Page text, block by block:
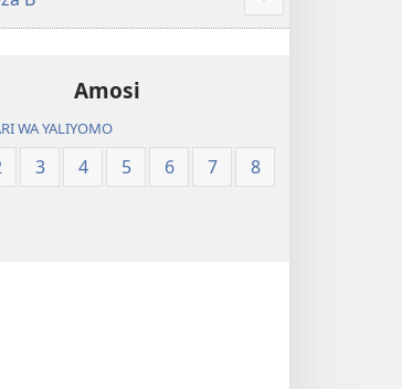
Onyesha
zaidi
Amosi
WA YALIYOMO
3 4 5 6 7
8